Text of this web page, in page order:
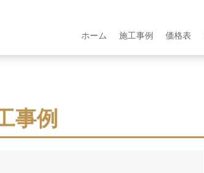
ホーム 施工事例 価格表
事例